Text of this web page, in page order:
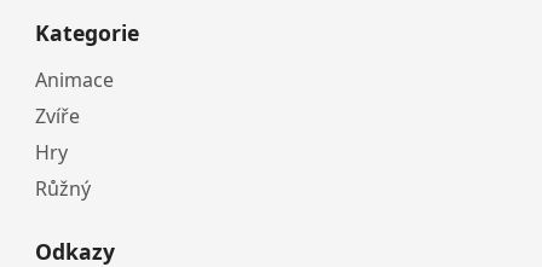
Kategorie
Animace
Zvíře
Hry
Růžný
Odkazy